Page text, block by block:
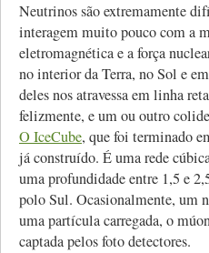
Neutrinos são extremamente
interagem muito pouco com a
eletromagnética e a força
no interior da Terra, no Sol e
deles nos atravessa em linha
felizmente, e um ou outro
O IceCube, que foi terminado
já construído. É uma rede
uma profundidade entre 1,5 e
polo Sul. Ocasionalmente, um
uma partícula carregada, o
captada pelos foto detectores.